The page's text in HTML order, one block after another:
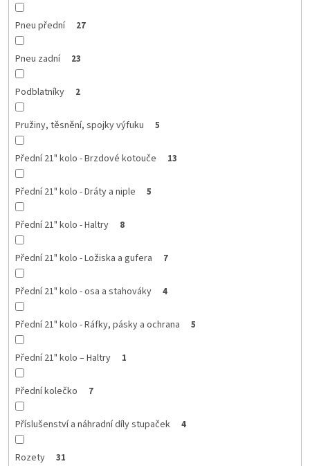
Pneu přední 27
Pneu zadní 23
Podblatníky 2
Pružiny, těsnění, spojky výfuku 5
Přední 21" kolo - Brzdové kotouče 13
Přední 21" kolo - Dráty a niple 5
Přední 21" kolo - Haltry 8
Přední 21" kolo - Ložiska a gufera 7
Přední 21" kolo - osa a stahováky 4
Přední 21" kolo - Ráfky, pásky a ochrana 5
Přední 21" kolo – Haltry 1
Přední kolečko 7
Příslušenství a náhradní díly stupaček 4
Rozety 31